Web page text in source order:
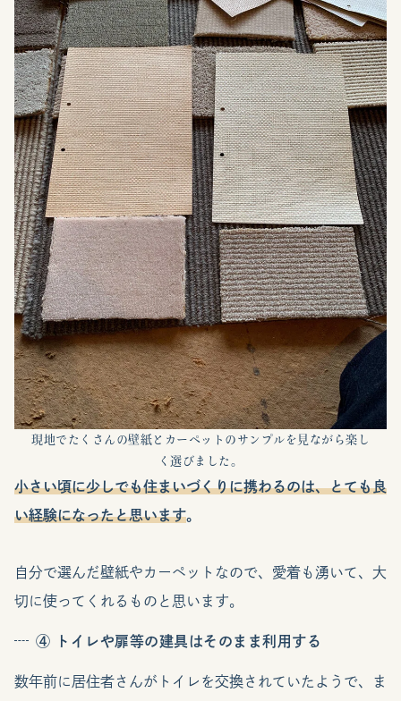
現地でたくさんの壁紙とカーペットのサンプルを見ながら楽し
く選びました。
小さい頃に少しでも住まいづくりに携わるのは、とても良
い経験になったと思います。
自分で選んだ壁紙やカーペットなので、愛着も湧いて、大
切に使ってくれるものと思います。
④ トイレや扉等の建具はそのまま利用する
数年前に居住者さんがトイレを交換されていたようで、ま